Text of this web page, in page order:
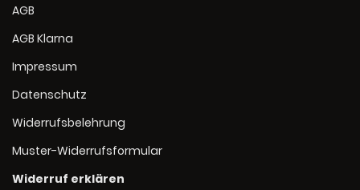
AGB
AGB Klarna
Impressum
Datenschutz
Widerrufsbelehrung
Muster-Widerrufsformular
Widerruf erklären